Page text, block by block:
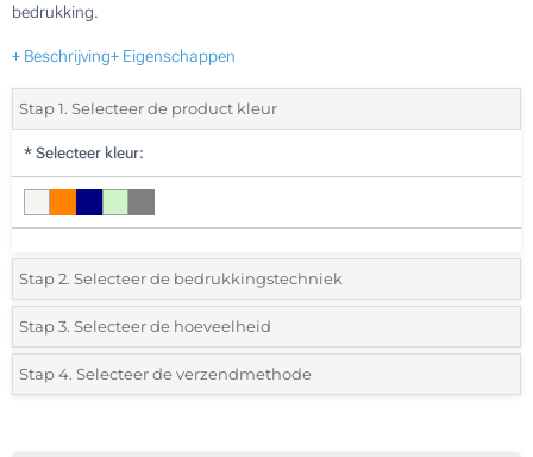
bedrukking.
+ Beschrijving+ Eigenschappen
Stap 1. Selecteer de product kleur
* Selecteer kleur:
Stap 2. Selecteer de bedrukkingstechniek
*Selecteer de bedrukking en kleuren van het logo:
1 Kleur (Aan een kant)
Stap 3. Selecteer de hoeveelheid
*Selecteer uit de lijst of voeg het gewenste aantal in
Stap 4. Selecteer de verzendmethode